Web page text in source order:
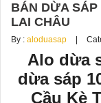
BÁN DỪA SÁP
LAI CHÂU
By : aloduasap
Alo dừa
dừa sáp
Cầu Kè